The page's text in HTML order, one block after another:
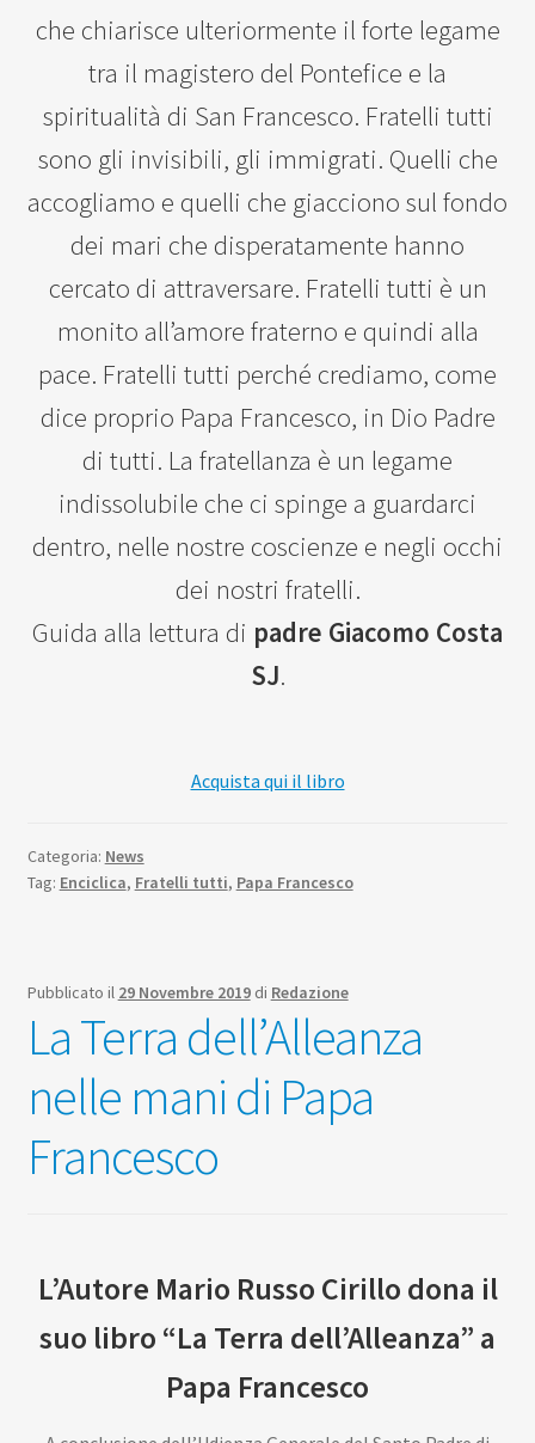
che chiarisce ulteriormente il forte legame
tra il magistero del Pontefice e la
spiritualità di San Francesco. Fratelli tutti
sono gli invisibili, gli immigrati. Quelli che
accogliamo e quelli che giacciono sul fondo
dei mari che disperatamente hanno
cercato di attraversare. Fratelli tutti è un
monito all’amore fraterno e quindi alla
pace. Fratelli tutti perché crediamo, come
dice proprio Papa Francesco, in Dio Padre
di tutti. La fratellanza è un legame
indissolubile che ci spinge a guardarci
dentro, nelle nostre coscienze e negli occhi
dei nostri fratelli.
Guida alla lettura di padre Giacomo Costa
SJ.
Acquista qui il libro
Categoria: News
Tag: Enciclica, Fratelli tutti, Papa Francesco
Pubblicato il 29 Novembre 2019 di Redazione
La Terra dell’Alleanza
nelle mani di Papa
Francesco
L’Autore Mario Russo Cirillo dona il
suo libro “La Terra dell’Alleanza” a
Papa Francesco